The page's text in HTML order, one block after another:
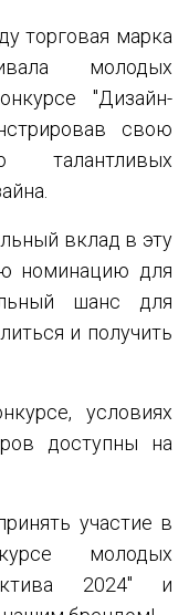
торговая марка
молодых
"Дизайн-
свою
талантливых
вклад в эту
номинацию для
шанс для
и получить
условиях
доступны на
участие в
молодых
2024" и